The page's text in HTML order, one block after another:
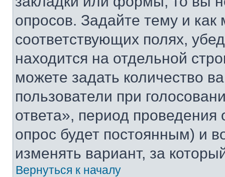
опросов. Задайте тему и
соответствующих полях,
находится на отдельной
можете задать количество
пользователи при
ответа», период проведения
опрос будет постоянным) и
изменять вариант, за
Вернуться к началу